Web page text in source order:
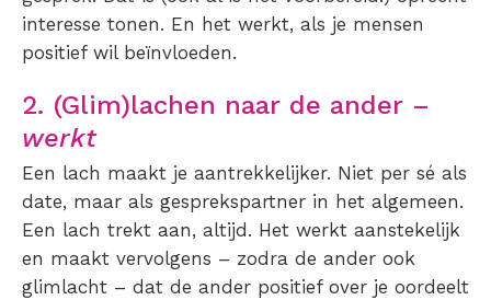
interesse tonen. En het werkt, als je mensen
positief wil beïnvloeden.
2. (Glim)lachen naar de ander –
werkt
Een lach maakt je aantrekkelijker. Niet per sé als
date, maar als gesprekspartner in het algemeen.
Een lach trekt aan, altijd. Het werkt aanstekelijk
en maakt vervolgens – zodra de ander ook
glimlacht – dat de ander positief over je oordeelt